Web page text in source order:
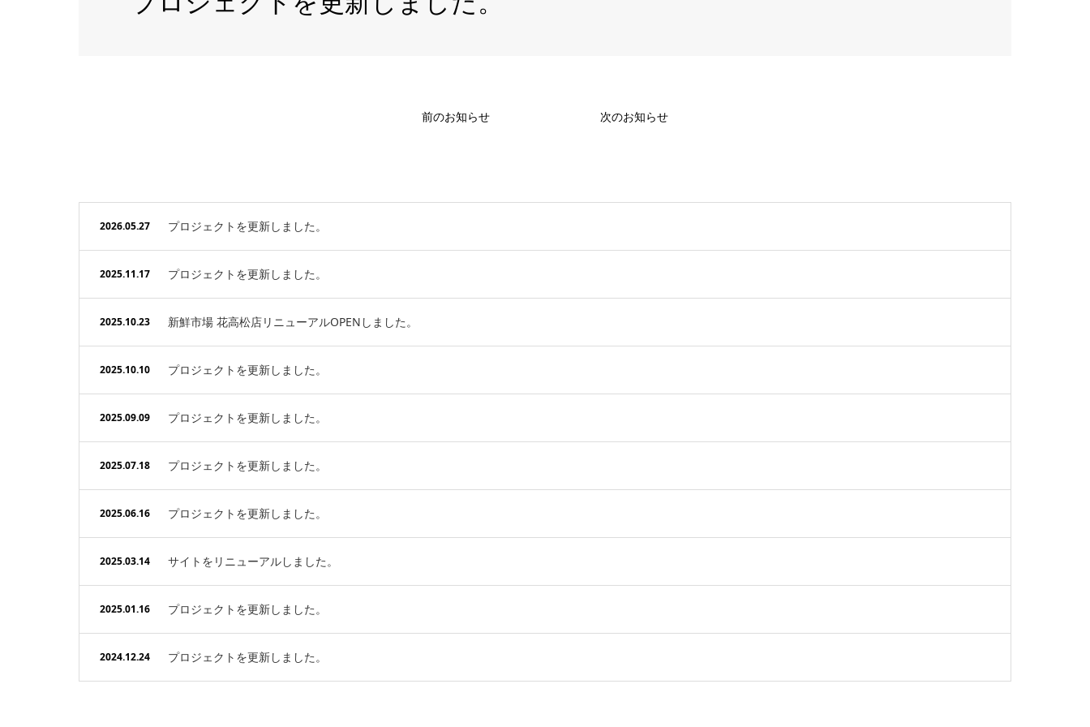
前のお知らせ 次のお知らせ
2026.05.27 プロジェクトを更新しました。
2025.11.17 プロジェクトを更新しました。
2025.10.23 新鮮市場 花高松店リニューアルOPENしました。
2025.10.10 プロジェクトを更新しました。
2025.09.09 プロジェクトを更新しました。
2025.07.18 プロジェクトを更新しました。
2025.06.16 プロジェクトを更新しました。
2025.03.14 サイトをリニューアルしました。
2025.01.16 プロジェクトを更新しました。
2024.12.24 プロジェクトを更新しました。